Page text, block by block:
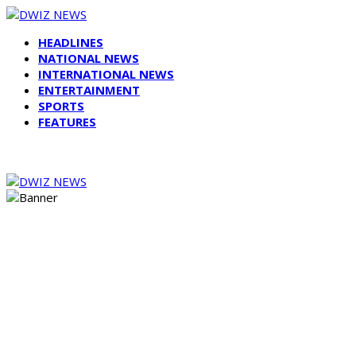
HEADLINES
NATIONAL NEWS
INTERNATIONAL NEWS
ENTERTAINMENT
SPORTS
FEATURES